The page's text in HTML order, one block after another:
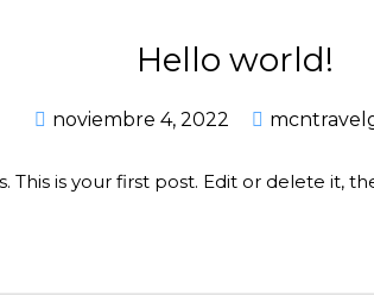
Hello world!
noviembre 4, 2022
This is your first post. Edit or delete it,